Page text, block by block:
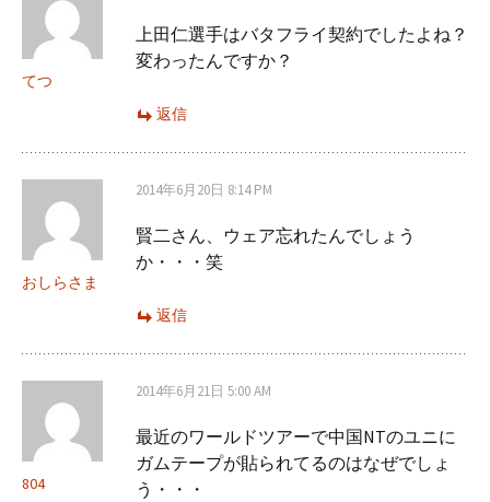
てつ
上田仁選手はバタフライ契約でしたよね？
変わったんですか？
返信
おしらさま
2014年6月20日 8:14 PM
賢二さん、ウェア忘れたんでしょう
か・・・笑
返信
804
2014年6月21日 5:00 AM
最近のワールドツアーで中国NTのユニに
ガムテープが貼られてるのはなぜでしょ
う・・・